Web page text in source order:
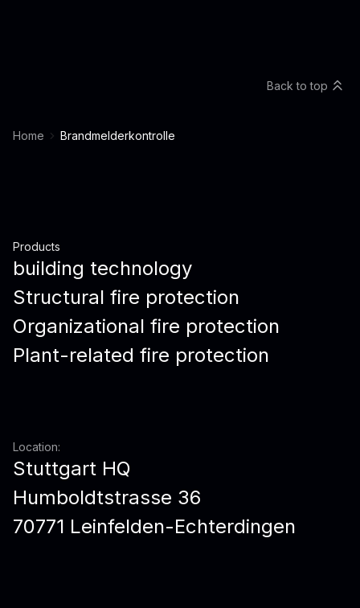
Home Brandmelderkontrolle
Back to top
Products
building technology
Structural fire protection
Organizational fire protection
Plant-related fire protection
Location:
Stuttgart HQ
Humboldtstrasse 36
70771 Leinfelden-Echterdingen